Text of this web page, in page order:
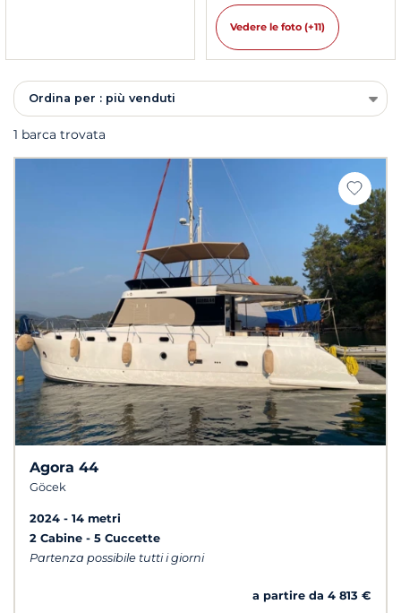
Vedere le foto (+11)
Ordina per : più venduti
1 barca trovata
Agora 44
Göcek
2024
14 metri
2 Cabine
5 Cuccette
Partenza possibile tutti i giorni
a partire da 4 813 €